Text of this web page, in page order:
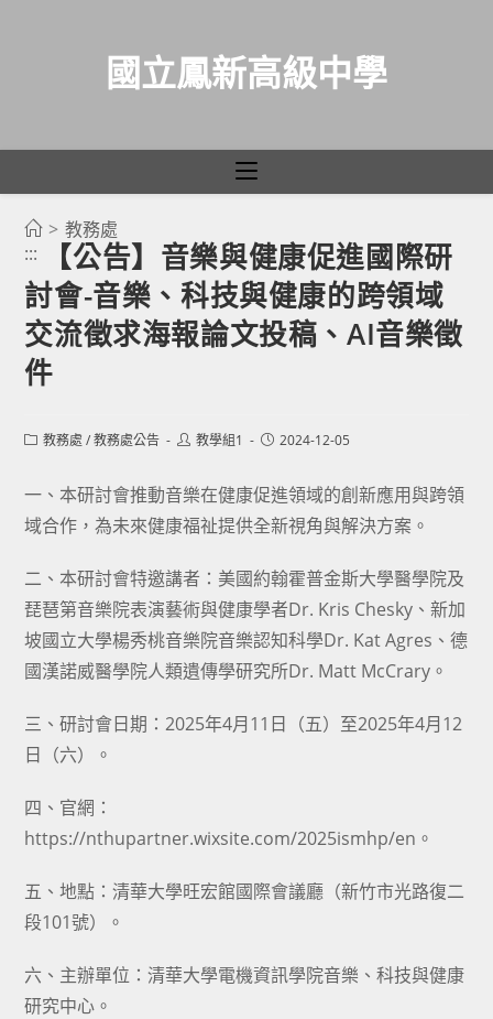
國立鳳新高級中學
> 教務處
:::
【公告】音樂與健康促進國際研
討會-音樂、科技與健康的跨領域
交流徵求海報論文投稿、AI音樂徵
件
Post教務處 / 教務處公告
Post教學組1
Post2024-12-05
一、本研討會推動音樂在健康促進領域的創新應用與跨領
域合作，為未來健康福祉提供全新視角與解決方案。
二、本研討會特邀講者：美國約翰霍普金斯大學醫學院及
琵琶第音樂院表演藝術與健康學者Dr. Kris Chesky、新加
坡國立大學楊秀桃音樂院音樂認知科學Dr. Kat Agres、德
國漢諾威醫學院人類遺傳學研究所Dr. Matt McCrary。
三、研討會日期：2025年4月11日（五）至2025年4月12
日（六）。
四、官網：
https://nthupartner.wixsite.com/2025ismhp/en。
五、地點：清華大學旺宏館國際會議廳（新竹市光路復二
段101號）。
六、主辦單位：清華大學電機資訊學院音樂、科技與健康
研究中心。